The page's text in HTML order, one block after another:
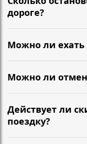
подтверждение,
дороге?
Можно сделать
туалет, размяться.
дополнительным
бронировании —
Можно ли
Да, можно.
подготовили салон
Можно ли
Да. Условия
минивэна.
вашему заказу.
Действует ли
поездку?
Да. При